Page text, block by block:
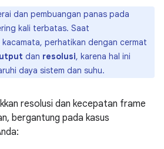
dan pembuangan panas pada
kali terbatas. Saat
perhatikan dengan cermat
dan resolusi, karena hal ini
daya sistem dan suhu.
resolusi dan kecepatan frame
bergantung pada kasus